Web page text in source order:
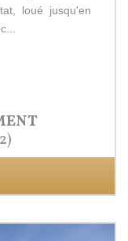
loué jusqu'en